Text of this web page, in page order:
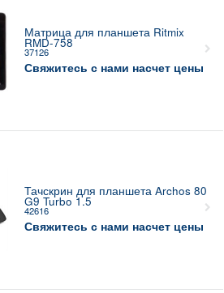
Матрица для планшета Ritmix
RMD-758
37126
Свяжитесь с нами насчет цены
Тачскрин для планшета Archos 80
G9 Turbo 1.5
42616
Свяжитесь с нами насчет цены